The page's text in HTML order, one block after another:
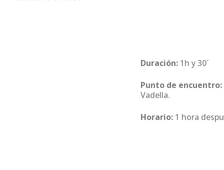
Duración: 1h y 30´
Punto de encuentro:
Vadella.
Horario: 1 hora